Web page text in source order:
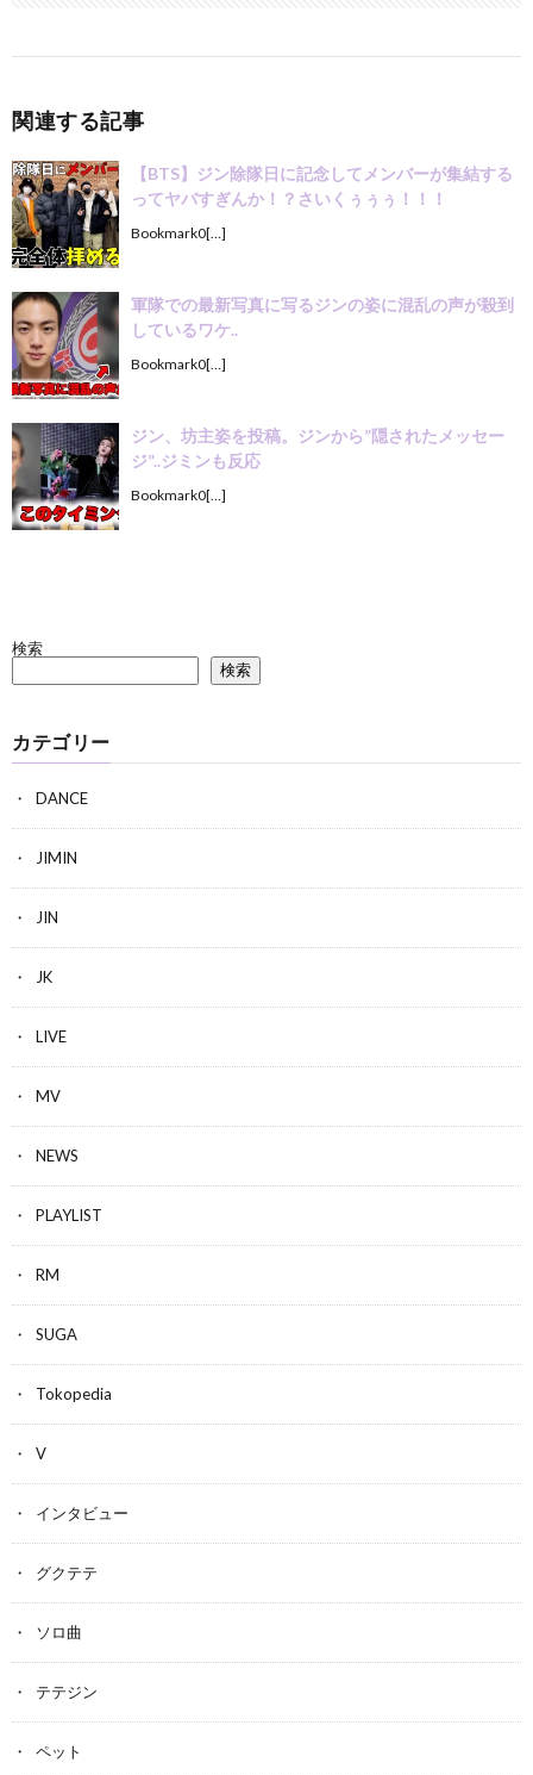
関連する記事
【BTS】ジン除隊日に記念してメンバーが集結する
ってヤバすぎんか！？さいくぅぅぅ！！！
Bookmark0[…]
軍隊での最新写真に写るジンの姿に混乱の声が殺到
しているワケ..
Bookmark0[…]
ジン、坊主姿を投稿。ジンから”隠されたメッセー
ジ”..ジミンも反応
Bookmark0[…]
検索
検索
カテゴリー
DANCE
JIMIN
JIN
JK
LIVE
MV
NEWS
PLAYLIST
RM
SUGA
Tokopedia
V
インタビュー
グクテテ
ソロ曲
テテジン
ペット